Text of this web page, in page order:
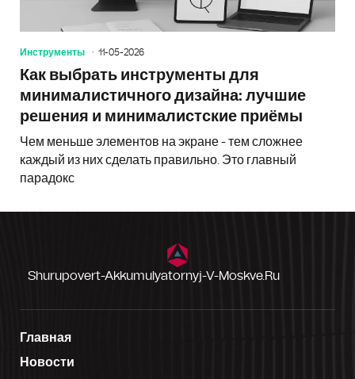
Инструменты 11-05-2026
Как выбрать инструменты для
минималистичного дизайна: лучшие
решения и минималистские приёмы
Чем меньше элементов на экране - тем сложнее
каждый из них сделать правильно. Это главный
парадокс
Shurupovert-Akkumulyatornyj-V-Moskve.ru
Главная
Новости